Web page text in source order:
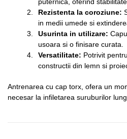
puternica, oferind
Rezistenta la coroziune:
in medii umede si
Usurinta in utilizare:
usoara si o finisare curata.
Versatilitate: Potrivit
constructii din lemn si
Antrenarea cu cap torx, ofera un
necesar la infiletarea suruburilor